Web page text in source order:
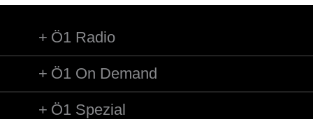
Ö1 Radio
Ö1 On Demand
Ö1 Spezial